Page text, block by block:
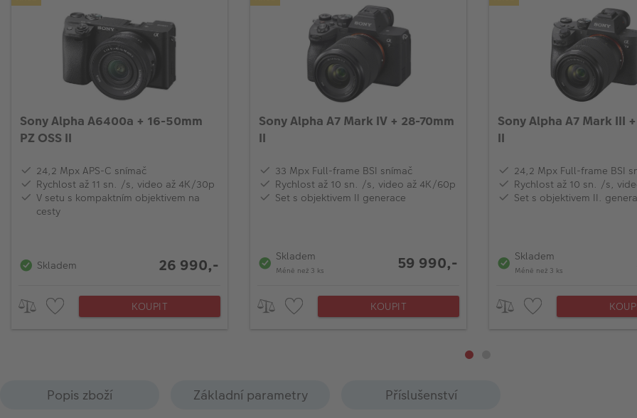
Sony Alpha A6400a + 16-50mm
PZ OSS II
24,2 Mpx APS-C snímač
Rychlost až 11 sn. /s, video až 4K/30p
V setu s kompaktním objektivem na
cesty
Skladem 26 990,-
KOUPIT
Sony Alpha A7 Mark IV + 28-70mm
II
33 Mpx Full-frame BSI snímač
Rychlost až 10 sn. /s, video až 4K/60p
Set s objektivem II generace
Skladem
Méně než 3 ks 59 990,-
KOUPIT
Sony Alpha A7 Mark III
II
24,2 Mpx Full-frame BSI
Rychlost až 10 sn. /s,
Set s objektivem II.
Skladem
Méně než 3 ks
Popis zboží Základní parametry Příslušenství